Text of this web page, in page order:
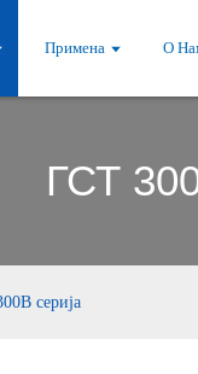
Примена О
ГСТ
серија